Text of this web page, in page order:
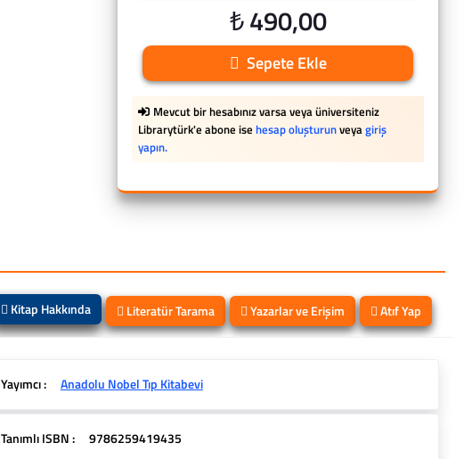
₺ 490,00
Sepete Ekle
Mevcut bir hesabınız varsa veya üniversiteniz
Librarytürk'e abone ise hesap oluşturunveyagiriş
yapın.
Kitap Hakkında Literatür Tarama Yazarlar ve Erişim Atıf Yap
Yayımcı : Anadolu Nobel Tıp Kitabevi
Tanımlı ISBN : 9786259419435